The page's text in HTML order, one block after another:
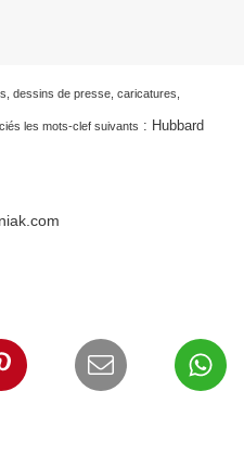
dessins de presse, caricatures,
les mots-clef suivants : Hubbard